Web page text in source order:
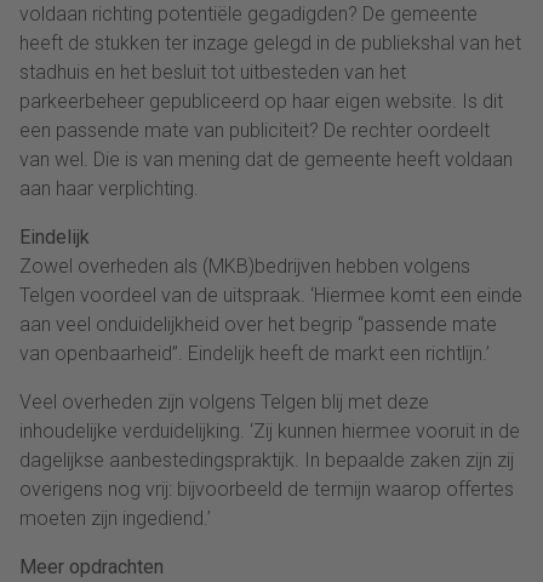
voldaan richting potentiële gegadigden? De gemeente
heeft de stukken ter inzage gelegd in de publiekshal van het
stadhuis en het besluit tot uitbesteden van het
parkeerbeheer gepubliceerd op haar eigen website. Is dit
een passende mate van publiciteit? De rechter oordeelt
van wel. Die is van mening dat de gemeente heeft voldaan
aan haar verplichting.
Eindelijk
Zowel overheden als (MKB)bedrijven hebben volgens
Telgen voordeel van de uitspraak. ‘Hiermee komt een einde
aan veel onduidelijkheid over het begrip “passende mate
van openbaarheid”. Eindelijk heeft de markt een richtlijn.’
Veel overheden zijn volgens Telgen blij met deze
inhoudelijke verduidelijking. ‘Zij kunnen hiermee vooruit in de
dagelijkse aanbestedingspraktijk. In bepaalde zaken zijn zij
overigens nog vrij: bijvoorbeeld de termijn waarop offertes
moeten zijn ingediend.’
Meer opdrachten